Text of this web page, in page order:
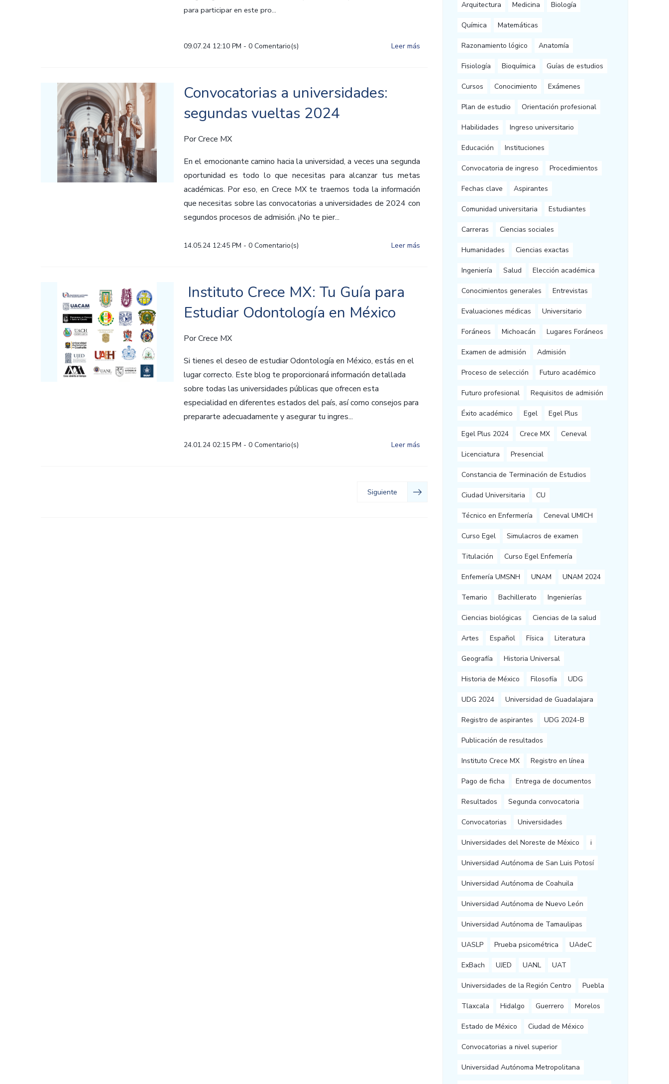
para participar en este pro...
09.07.24 12:10 PM - 0Comentario(s) Leer más
Convocatorias a universidades:
segundas vueltas 2024
PorCrece MX
En el emocionante camino hacia la universidad, a veces una segunda
oportunidad es todo lo que necesitas para alcanzar tus metas
académicas. Por eso, en Crece MX te traemos toda la información
que necesitas sobre las convocatorias a universidades de 2024 con
segundos procesos de admisión. ¡No te pier...
14.05.24 12:45 PM - 0Comentario(s) Leer más
Instituto Crece MX: Tu Guía para
Estudiar Odontología en México
PorCrece MX
Si tienes el deseo de estudiar Odontología en México, estás en el
lugar correcto. Este blog te proporcionará información detallada
sobre todas las universidades públicas que ofrecen esta
especialidad en diferentes estados del país, así como consejos para
prepararte adecuadamente y asegurar tu ingres...
24.01.24 02:15 PM - 0Comentario(s) Leer más
Siguiente
Arquitectura Medicina Biología
Química Matemáticas
Razonamiento lógico Anatomía
Fisiología Bioquímica Guías de estudios
Cursos Conocimiento Exámenes
Plan de estudio Orientación profesional
Habilidades Ingreso universitario
Educación Instituciones
Convocatoria de ingreso Procedimientos
Fechas clave Aspirantes
Comunidad universitaria Estudiantes
Carreras Ciencias sociales
Humanidades Ciencias exactas
Ingeniería Salud Elección académica
Conocimientos generales Entrevistas
Evaluaciones médicas Universitario
Foráneos Michoacán Lugares Foráneos
Examen de admisión Admisión
Proceso de selección Futuro académico
Futuro profesional Requisitos de admisión
Éxito académico Egel Egel Plus
Egel Plus 2024 Crece MX Ceneval
Licenciatura Presencial
Constancia de Terminación de Estudios
Ciudad Universitaria CU
Técnico en Enfermería Ceneval UMICH
Curso Egel Simulacros de examen
Titulación Curso Egel Enfemería
Enfemería UMSNH UNAM UNAM 2024
Temario Bachillerato Ingenierías
Ciencias biológicas Ciencias de la salud
Artes Español Física Literatura
Geografía Historia Universal
Historia de México Filosofía UDG
UDG 2024 Universidad de Guadalajara
Registro de aspirantes UDG 2024-B
Publicación de resultados
Instituto Crece MX Registro en línea
Pago de ficha Entrega de documentos
Resultados Segunda convocatoria
Convocatorias Universidades
Universidades del Noreste de México i
Universidad Autónoma de San Luis Potosí
Universidad Autónoma de Coahuila
Universidad Autónoma de Nuevo León
Universidad Autónoma de Tamaulipas
UASLP Prueba psicométrica UAdeC
ExBach UJED UANL UAT
Universidades de la Región Centro Puebla
Tlaxcala Hidalgo Guerrero Morelos
Estado de México Ciudad de México
Convocatorias a nivel superior
Universidad Autónoma Metropolitana